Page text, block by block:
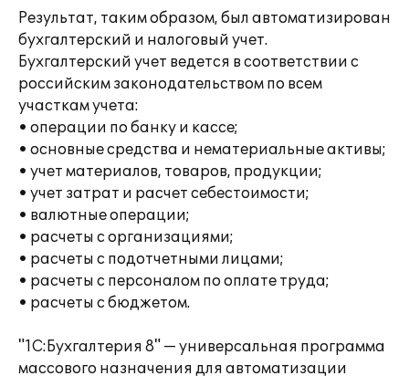
Результат, таким образом, был автоматизирован
бухгалтерский и налоговый учет.
Бухгалтерский учет ведется в соответствии с
российским законодательством по всем
участкам учета:
• операции по банку и кассе;
• основные средства и нематериальные активы;
• учет материалов, товаров, продукции;
• учет затрат и расчет себестоимости;
• валютные операции;
• расчеты с организациями;
• расчеты с подотчетными лицами;
• расчеты с персоналом по оплате труда;
• расчеты с бюджетом.
"1С:Бухгалтерия 8" — универсальная программа
массового назначения для автоматизации